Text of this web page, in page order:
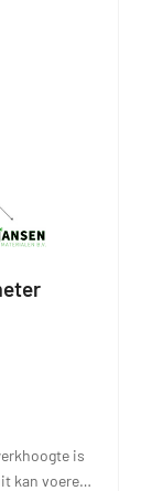
is
kan voeren,